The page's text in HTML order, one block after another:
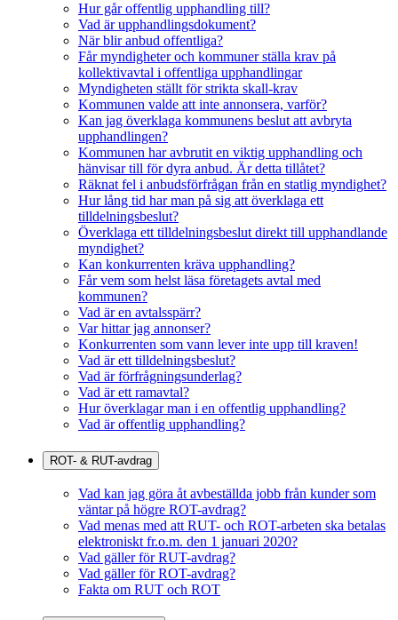
Hur går offentlig upphandling till?
Vad är upphandlingsdokument?
När blir anbud offentliga?
Får myndigheter och kommuner ställa krav på
kollektivavtal i offentliga upphandlingar
Myndigheten ställt för strikta skall-krav
Kommunen valde att inte annonsera, varför?
Kan jag överklaga kommunens beslut att avbryta
upphandlingen?
Kommunen har avbrutit en viktig upphandling och
hänvisar till för dyra anbud. Är detta tillåtet?
Räknat fel i anbudsförfrågan från en statlig myndighet?
Hur lång tid har man på sig att överklaga ett
tilldelningsbeslut?
Överklaga ett tilldelningsbeslut direkt till upphandlande
myndighet?
Kan konkurrenten kräva upphandling?
Får vem som helst läsa företagets avtal med
kommunen?
Vad är en avtalsspärr?
Var hittar jag annonser?
Konkurrenten som vann lever inte upp till kraven!
Vad är ett tilldelningsbeslut?
Vad är förfrågningsunderlag?
Vad är ett ramavtal?
Hur överklagar man i en offentlig upphandling?
Vad är offentlig upphandling?
ROT- & RUT-avdrag
Vad kan jag göra åt avbeställda jobb från kunder som
väntar på högre ROT-avdrag?
Vad menas med att RUT- och ROT-arbeten ska betalas
elektroniskt fr.o.m. den 1 januari 2020?
Vad gäller för RUT-avdrag?
Vad gäller för ROT-avdrag?
Fakta om RUT och ROT